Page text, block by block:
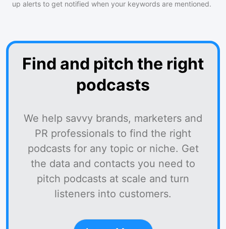
up alerts to get notified when your keywords are mentioned.
Find and pitch the right
podcasts
We help savvy brands, marketers and
PR professionals to find the right
podcasts for any topic or niche. Get
the data and contacts you need to
pitch podcasts at scale and turn
listeners into customers.